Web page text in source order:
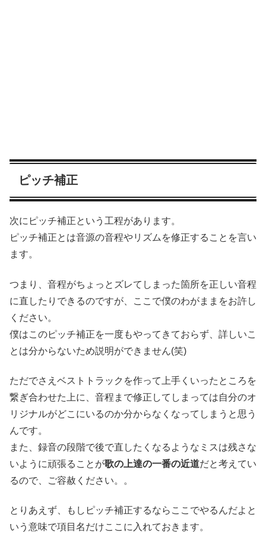
ピッチ補正
次にピッチ補正という工程があります。
ピッチ補正とは音源の音程やリズムを修正することを言い
ます。
つまり、音程がちょっとズレてしまった箇所を正しい音程
に直したりできるのですが、ここで僕のわがままをお許し
ください。
僕はこのピッチ補正を一度もやってきておらず、詳しいこ
とは分からないため説明ができません(笑)
ただでさえベストトラックを作って上手くいったところを
繋ぎ合わせた上に、音程まで修正してしまっては自分のオ
リジナルがどこにいるのか分からなくなってしまうと思う
んです。
また、録音の段階で後で直したくなるようなミスは残さな
いように頑張ることが歌の上達の一番の近道だと考えてい
るので、ご容赦ください。。
とりあえず、もしピッチ補正するならここでやるんだよと
いう意味で項目名だけここに入れておきます。